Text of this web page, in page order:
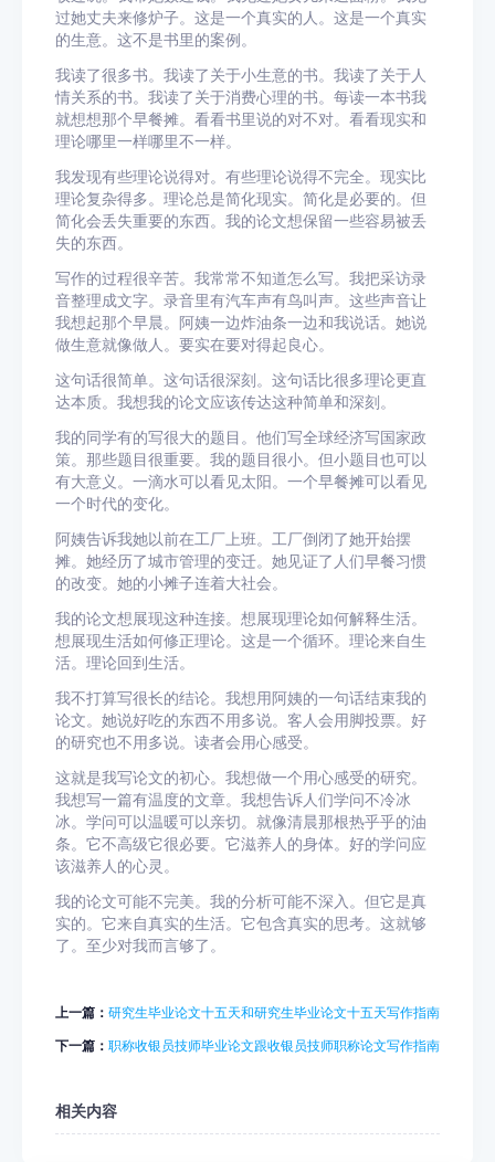
过她丈夫来修炉子。这是一个真实的人。这是一个真实
的生意。这不是书里的案例。
我读了很多书。我读了关于小生意的书。我读了关于人
情关系的书。我读了关于消费心理的书。每读一本书我
就想想那个早餐摊。看看书里说的对不对。看看现实和
理论哪里一样哪里不一样。
我发现有些理论说得对。有些理论说得不完全。现实比
理论复杂得多。理论总是简化现实。简化是必要的。但
简化会丢失重要的东西。我的论文想保留一些容易被丢
失的东西。
写作的过程很辛苦。我常常不知道怎么写。我把采访录
音整理成文字。录音里有汽车声有鸟叫声。这些声音让
我想起那个早晨。阿姨一边炸油条一边和我说话。她说
做生意就像做人。要实在要对得起良心。
这句话很简单。这句话很深刻。这句话比很多理论更直
达本质。我想我的论文应该传达这种简单和深刻。
我的同学有的写很大的题目。他们写全球经济写国家政
策。那些题目很重要。我的题目很小。但小题目也可以
有大意义。一滴水可以看见太阳。一个早餐摊可以看见
一个时代的变化。
阿姨告诉我她以前在工厂上班。工厂倒闭了她开始摆
摊。她经历了城市管理的变迁。她见证了人们早餐习惯
的改变。她的小摊子连着大社会。
我的论文想展现这种连接。想展现理论如何解释生活。
想展现生活如何修正理论。这是一个循环。理论来自生
活。理论回到生活。
我不打算写很长的结论。我想用阿姨的一句话结束我的
论文。她说好吃的东西不用多说。客人会用脚投票。好
的研究也不用多说。读者会用心感受。
这就是我写论文的初心。我想做一个用心感受的研究。
我想写一篇有温度的文章。我想告诉人们学问不冷冰
冰。学问可以温暖可以亲切。就像清晨那根热乎乎的油
条。它不高级它很必要。它滋养人的身体。好的学问应
该滋养人的心灵。
我的论文可能不完美。我的分析可能不深入。但它是真
实的。它来自真实的生活。它包含真实的思考。这就够
了。至少对我而言够了。
上一篇： 研究生毕业论文十五天和研究生毕业论文十五天写作指南
下一篇： 职称收银员技师毕业论文跟收银员技师职称论文写作指南
相关内容